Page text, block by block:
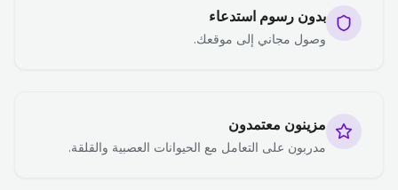
بدون رسوم استدعاء
وصول مجاني إلى موقعك.
مزينون معتمدون
مدربون على التعامل مع الحيوانات العصبية والقلقة.